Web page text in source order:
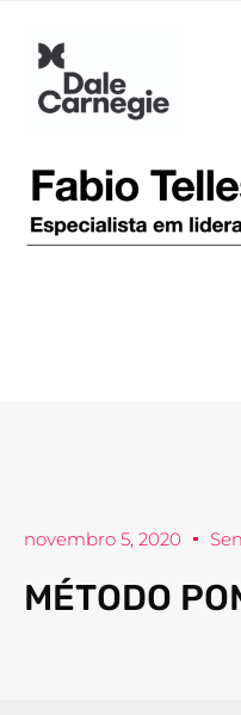
novembro 5, 2020
MÉTODO